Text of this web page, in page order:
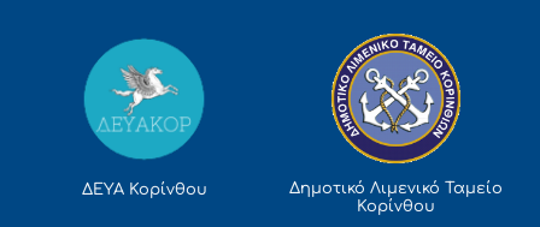
ΔΕΥΑ Κορίνθου
Δημοτικό Λιμενικό Ταμείο
Κορίνθου